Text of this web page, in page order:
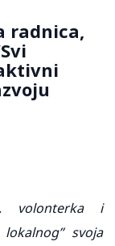
radnica,
volonterka i
svoja